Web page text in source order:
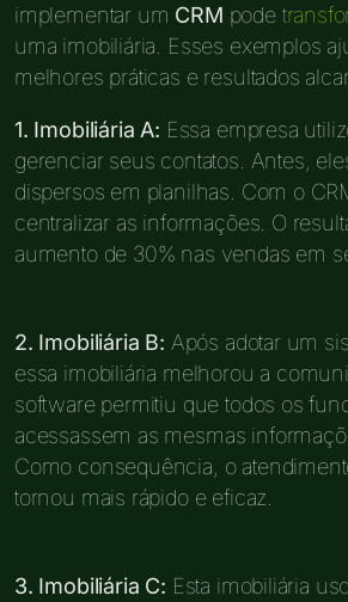
implementar um CRM pode
uma imobiliária. Esses exemplos
melhores práticas e resultados
1. Imobiliária A: Essa empresa
gerenciar seus contatos. Antes,
dispersos em planilhas. Com o
centralizar as informações. O
aumento de 30% nas vendas em
2. Imobiliária B: Após adotar um
essa imobiliária melhorou a
software permitiu que todos os
acessassem as mesmas
Como consequência, o
tornou mais rápido e eficaz.
3. Imobiliária C: Esta imobiliária